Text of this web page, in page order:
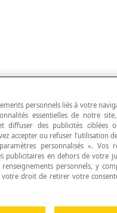
personnels liés à votre
essentielles de notre
diffuser des publicités ciblées
accepter ou refuser l’utilisation
personnalisés ». Vos
publicitaires en dehors de votre
personnels, y
votre droit de retirer votre